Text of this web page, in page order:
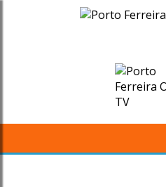
Anuncie
Porto
Ferreira